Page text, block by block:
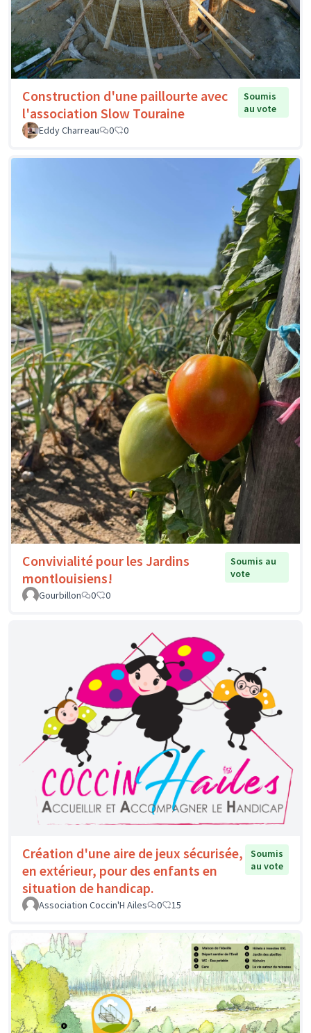
Construction d'une paillourte avec
l'association Slow Touraine
Soumis
au vote
Eddy Charreau
0 0
Convivialité pour les Jardins
montlouisiens!
Soumis au
vote
Gourbillon
0 0
Création d'une aire de jeux sécurisée,
en extérieur, pour des enfants en
situation de handicap.
Soumis
au vote
Association Coccin'H Ailes 0 15